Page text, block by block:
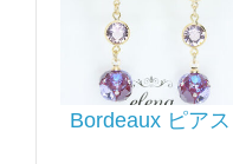
Bordeaux ピアス